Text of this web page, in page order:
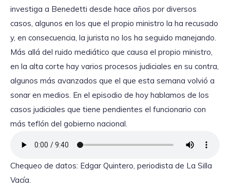
investiga a Benedetti desde hace años por diversos
casos, algunos en los que el propio ministro la ha recusado
y, en consecuencia, la jurista no los ha seguido manejando.
Más allá del ruido mediático que causa el propio ministro,
en la alta corte hay varios procesos judiciales en su contra,
algunos más avanzados que el que esta semana volvió a
sonar en medios. En el episodio de hoy hablamos de los
casos judiciales que tiene pendientes el funcionario con
más teflón del gobierno nacional.
Chequeo de datos: Edgar Quintero, periodista de La Silla
Vacía.